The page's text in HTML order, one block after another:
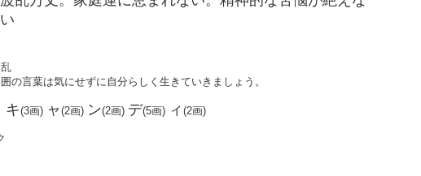
い
の言葉は気にせずに自分らしく生きていきましょう。
キ(3画) ャ (2画) ン(2画) デ(5画) ィ (2画)